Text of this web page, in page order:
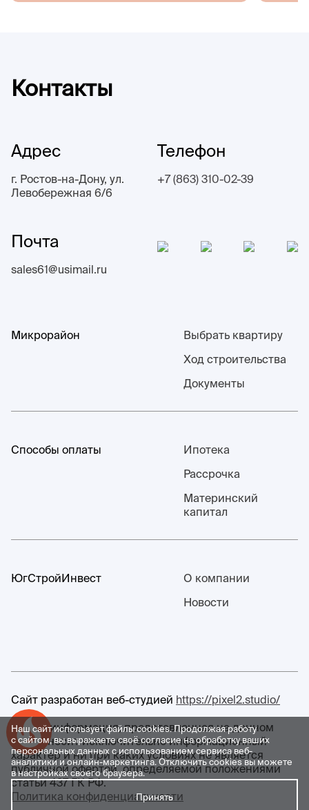
Успейте купить коммерческое помещение
Наш сайт использует файлы cookies. Продолжая работу
с сайтом, вы выражаете своё согласие на обработку ваших
персональных данных с использованием сервиса веб-
аналитики и онлайн-маркетинга. Отключить cookies вы можете
в настройках своего браузера.
Принять
Контакты
Адрес
г. Ростов-на-Дону, ул.
Левобережная 6/6
Телефон
+7 (863) 310-02-39
Почта
sales61@usimail.ru
Микрорайон
Выбрать квартиру
Ход строительства
Документы
Способы оплаты
Ипотека
Рассрочка
Материнский
капитал
ЮгСтройИнвест
О компании
Новости
Сайт разработан веб-студией https://pixel2.studio/
Любая информация, представленная на данном
сайте, носит исключительно информационный
характер и ни при каких условиях не является
публичной офертой, определяемой положениями
статьи 437 ГК РФ.
Политика конфиденциальности